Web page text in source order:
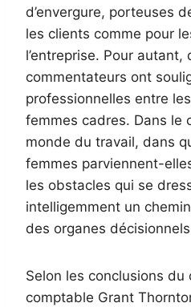
d’envergure, porteuses
les clients comme pour
l’entreprise. Pour autant,
commentateurs ont
professionnelles entre
femmes cadres. Dans le
monde du travail, dans
femmes parviennent-
les obstacles qui se
intelligemment un
des organes
Selon les conclusions du
comptable Grant